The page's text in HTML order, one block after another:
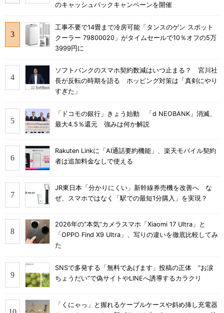
のキャッシュバックキャンペーンを開催
工事不要で14畳まで冷房可能「タンスのゲン スポット
クーラー 79800020」がタイムセールで10％オフの5万
3999円に
ソフトバンクのスマホ契約数減はいつ止まる？ 宮川社
長が反転の時期を語る ホッピング対策は「真剣にやり
すぎた」
「ドコモの銀行」きょう始動 「d NEOBANK」消滅、
最大4.5％還元 強みは何か解説
Rakuten Linkに「AI通話要約機能」、楽天モバイル契約
者は追加料金なしで使える
JR東日本「分かりにくい」新幹線券売機を改善へ な
ぜ、スマホではなく「駅での最短1分購入」を実現？
2026年の“本気”カメラスマホ「Xiaomi 17 Ultra」と
「OPPO Find X9 Ultra」、写りの違いを徹底比較してみ
た
SNSで多発する「無料であげます」投稿の正体 “お涙
ちょうだい”で偽サイトやLINEへ誘導するカラクリ
「くにゃっ」と握れるケーブルケースや斜め挿し充電器